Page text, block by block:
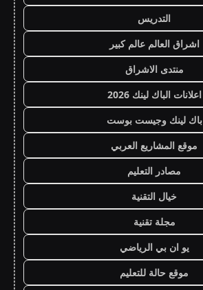
التدريس
اشراق العالم عالم كبير
منتدى الاشراق
اعلانات الباك لينك 2026
باك لينك وجيست بوست
موقع المشاريع العربي
مصادر التعليم
خيال التقنية
مجلة تقنية
يو ان بي الرياضي
موقع حالة للتعليم